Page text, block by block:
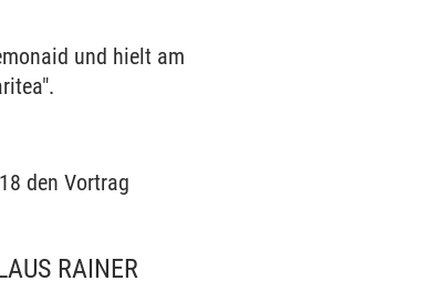
und hielt am
den Vortrag
RAINER